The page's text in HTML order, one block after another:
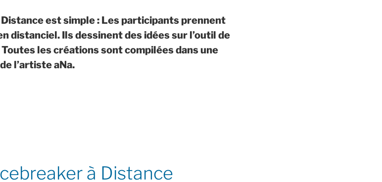
est simple : Les participants prennent
distanciel. Ils dessinent des idées sur l’outil de
les créations sont compilées dans une
l’artiste aNa.
à Distance